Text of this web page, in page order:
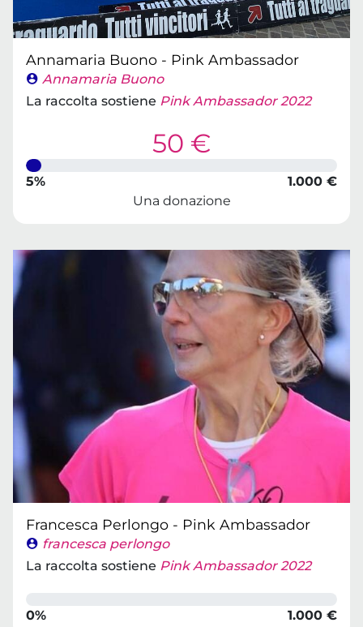
Annamaria Buono - Pink Ambassador
Annamaria Buono
La raccolta sostiene Pink Ambassador 2022
50 €
5%
1.000 €
Una donazione
Francesca Perlongo - Pink Ambassador
francesca perlongo
La raccolta sostiene Pink Ambassador 2022
0% 1.000 €